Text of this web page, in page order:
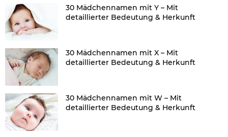
30 Mädchennamen mit Y – Mit
detaillierter Bedeutung & Herkunft
30 Mädchennamen mit X – Mit
detaillierter Bedeutung & Herkunft
30 Mädchennamen mit W – Mit
detaillierter Bedeutung & Herkunft